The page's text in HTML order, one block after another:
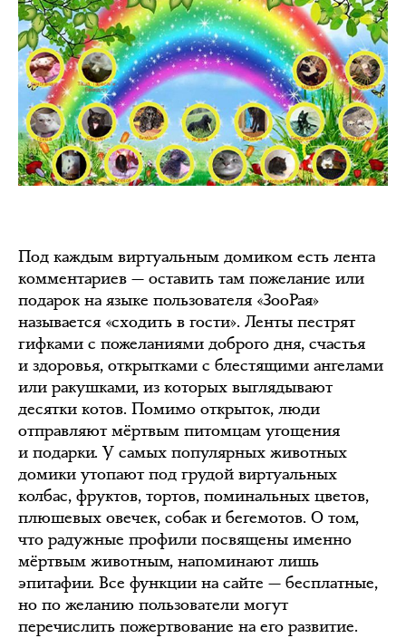
Под каждым виртуальным домиком есть лента
комментариев — оставить там пожелание или
подарок на языке пользователя «ЗооРая»
называется «сходить в гости». Ленты пестрят
гифками с пожеланиями доброго дня, счастья
и здоровья, открытками с блестящими ангелами
или ракушками, из которых выглядывают
десятки котов. Помимо открыток, люди
отправляют мёртвым питомцам угощения
и подарки. У самых популярных животных
домики утопают под грудой виртуальных
колбас, фруктов, тортов, поминальных цветов,
плюшевых овечек, собак и бегемотов. О том,
что радужные профили посвящены именно
мёртвым животным, напоминают лишь
эпитафии. Все функции на сайте — бесплатные,
но по желанию пользователи могут
перечислить пожертвование на его развитие.